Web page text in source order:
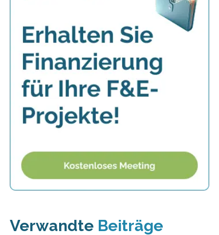
Verwandte Beiträge